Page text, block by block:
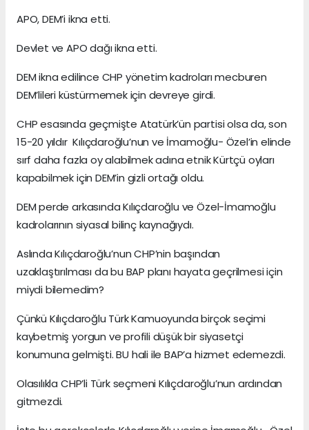
APO, DEM’i ikna etti.
Devlet ve APO dağı ikna etti.
DEM ikna edilince CHP yönetim kadroları mecburen
DEM’lileri küstürmemek için devreye girdi.
CHP esasında geçmişte Atatürk’ün partisi olsa da, son
15-20 yıldır Kılıçdaroğlu’nun ve İmamoğlu- Özel’in elinde
sırf daha fazla oy alabilmek adına etnik Kürtçü oyları
kapabilmek için DEM’in gizli ortağı oldu.
DEM perde arkasında Kılıçdaroğlu ve Özel-İmamoğlu
kadrolarının siyasal bilinç kaynağıydı.
Aslında Kılıçdaroğlu’nun CHP’nin başından
uzaklaştırılması da bu BAP planı hayata geçrilmesi için
miydi bilemedim?
Çünkü Kılıçdaroğlu Türk Kamuoyunda birçok seçimi
kaybetmiş yorgun ve profili düşük bir siyasetçi
konumuna gelmişti. BU hali ile BAP’a hizmet edemezdi.
Olasılıkla CHP’li Türk seçmeni Kılıçdaroğlu’nun ardından
gitmezdi.